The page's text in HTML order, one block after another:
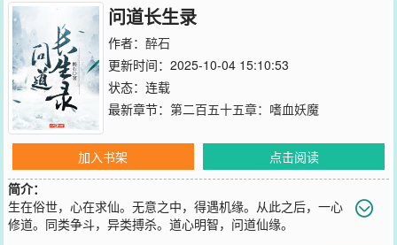
问道长生录
作者： 醉石
更新时间：2025-10-04 15:10:53
状态：连载
最新章节： 第二百五十五章：嗜血妖魔
加入书架
点击阅读
简介：
生在俗世，心在求仙。无意之中，得遇机缘。从此之后，一心
修道。同类争斗，异类搏杀。道心明智，问道仙缘。